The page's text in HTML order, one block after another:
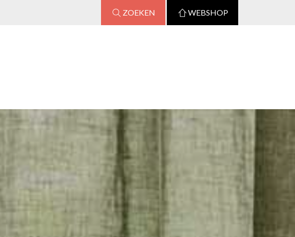
ZOEKEN WEBSHOP